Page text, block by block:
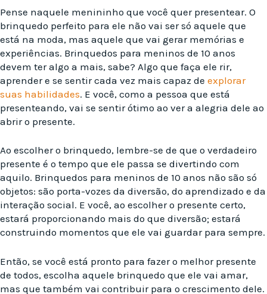
Pense naquele menininho que você quer presentear. O
brinquedo perfeito para ele não vai ser só aquele que
está na moda, mas aquele que vai gerar memórias e
experiências. Brinquedos para meninos de 10 anos
devem ter algo a mais, sabe? Algo que faça ele rir,
aprender e se sentir cada vez mais capaz de explorar
suas habilidades. E você, como a pessoa que está
presenteando, vai se sentir ótimo ao ver a alegria dele ao
abrir o presente.
Ao escolher o brinquedo, lembre-se de que o verdadeiro
presente é o tempo que ele passa se divertindo com
aquilo. Brinquedos para meninos de 10 anos não são só
objetos: são porta-vozes da diversão, do aprendizado e da
interação social. E você, ao escolher o presente certo,
estará proporcionando mais do que diversão; estará
construindo momentos que ele vai guardar para sempre.
Então, se você está pronto para fazer o melhor presente
de todos, escolha aquele brinquedo que ele vai amar,
mas que também vai contribuir para o crescimento dele.